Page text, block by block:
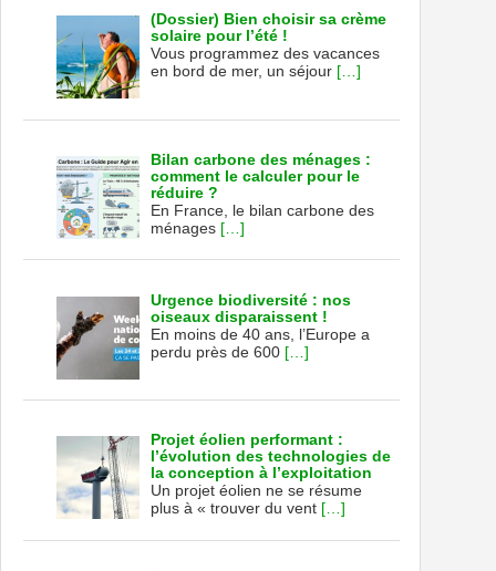
(Dossier) Bien choisir sa crème
solaire pour l’été !
Vous programmez des vacances
en bord de mer, un séjour […]
Bilan carbone des ménages :
comment le calculer pour le
réduire ?
En France, le bilan carbone des
ménages […]
Urgence biodiversité : nos
oiseaux disparaissent !
En moins de 40 ans, l’Europe a
perdu près de 600 […]
Projet éolien performant :
l’évolution des technologies de
la conception à l’exploitation
Un projet éolien ne se résume
plus à « trouver du vent […]